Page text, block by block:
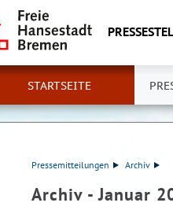
STARTSEITE
Pressemitteilungen Archiv
Archiv - Januar